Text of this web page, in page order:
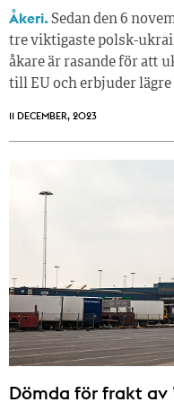
Åkeri.Sedan den 6
tre viktigaste polsk-
åkare är rasande för att
till EU och erbjuder
11 DECEMBER, 2023
Dömda för frakt av